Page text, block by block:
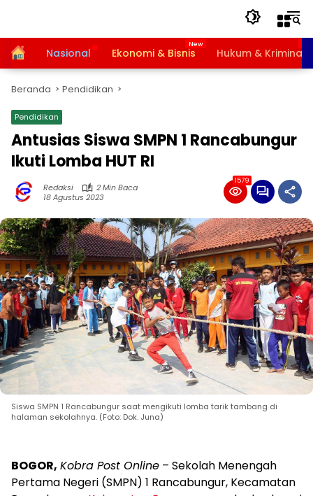
HomeNasional Ekonomi & Bisnis Hukum & Kriminal
Beranda Pendidikan
Pendidikan
Antusias Siswa SMPN 1 Rancabungur
Ikuti Lomba HUT RI
Redaksi
2 Min Baca
18 Agustus 2023
1579
Siswa SMPN 1 Rancabungur saat mengikuti lomba tarik tambang di
halaman sekolahnya. (Foto: Dok. Juna)
BOGOR, Kobra Post Online – Sekolah Menengah
Pertama Negeri (SMPN) 1 Rancabungur, Kecamatan